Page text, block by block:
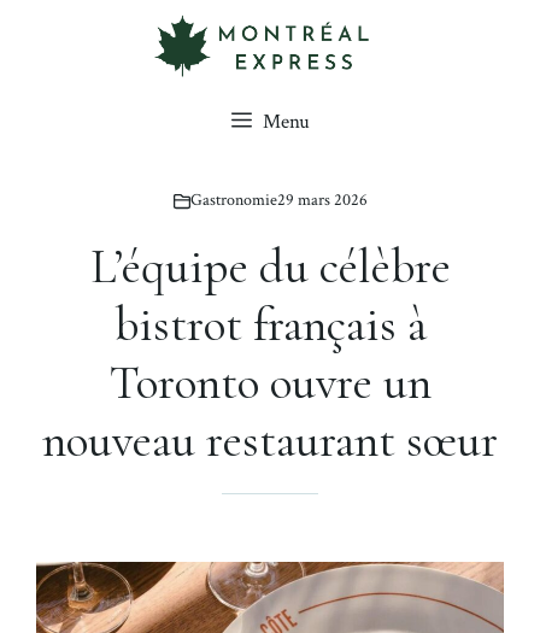
Menu
Gastronomie29 mars 2026
L’équipe du célèbre
bistrot français à
Toronto ouvre un
nouveau restaurant sœur